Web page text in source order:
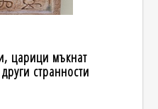
царици мъкнат
странности